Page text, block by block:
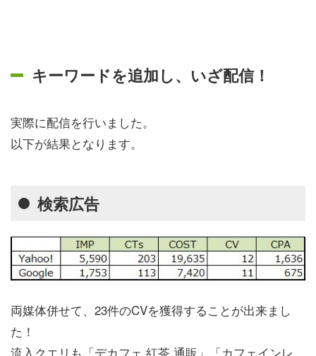
キーワードを追加し、いざ配信！
実際に配信を行いました。
以下が結果となります。
検索広告
両媒体併せて、23件のCVを獲得することが出来まし
た！
流入クエリも「デカフェ 紅茶 通販」「カフェインレ